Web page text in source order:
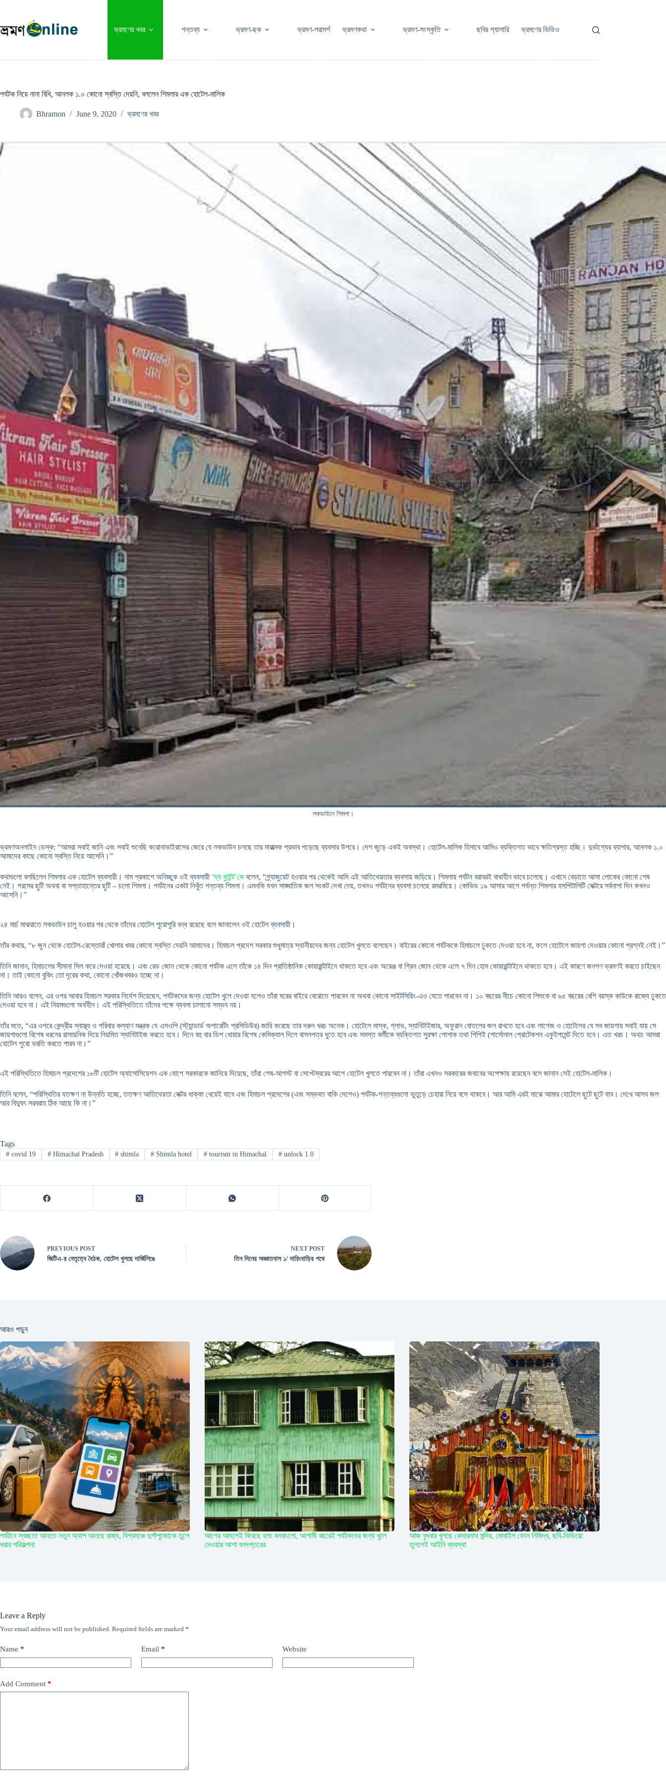
ভ্রমণের খবর
গন্তব্য ভ্রমণ-ছক ভ্রমণ-পরামর্শ ভ্রমণকথা ভ্রমণ-সংস্কৃতি ছবির গ্যালারি ভ্রমণের ভিডিও
পর্যটক নিয়ে নানা বিধি, আনলক ১.০ কোনো স্বস্তি দেয়নি, বললেন শিমলার এক হোটেল-মালিক
Bhramon June 9, 2020 ভ্রমণের খবর
লকডাউনে শিমলা।
ভ্রমণঅনলাইন ডেস্ক: “আমরা সবাই জানি এবং সবাই শুনেছি করোনাভাইরাসের জেরে যে লকডাউন চলছে তার মারাত্মক প্রভাব পড়েছে ব্যবসার উপরে। দেশ জুড়ে একই অবস্থা। হোটেল-মালিক হিসাবে আমিও ব্যক্তিগত ভাবে ক্ষতিগ্রস্ত হচ্ছি। দুর্ভাগ্যের ব্যাপার, আনলক ১.০
আমাদের কাছে কোনো স্বস্তি নিয়ে আসেনি।”
কথাগুলো বলছিলেন শিমলার এক হোটেল ব্যবসায়ী। নাম প্রকাশে অনিচ্ছুক ওই ব্যবসায়ী ‘দ্য কুইন্ট’কে বলেন, “গ্র্যাজুয়েট হওয়ার পর থেকেই আমি এই আতিথেয়তার ব্যবসায় জড়িয়ে। শিমলায় পর্যটন বরাবরই বাধাহীন ভাবে চলেছে। এখানে বেড়াতে আসা লোকের কোনো শেষ
নেই। গরমের ছুটি অথবা বা সপ্তাহান্তের ছুটি – চলো শিমলা। পর্যটনের একটা নিখুঁত গন্তব্য শিমলা। এমনকি যখন সাঙ্ঘাতিক জল সংকট দেখা দেয়, তখনও পর্যটনের ব্যবসা চলেছে রমরমিয়ে। কোভিড ১৯ আসার আগে পর্যন্ত শিমলার হসপিটালিটি সেক্টরে সর্বনাশা দিন কখনও
আসেনি।”
২৪ মার্চ মাঝরাতে লকডাউন চালু হওয়ার পর থেকে তাঁদের হোটেল পুরোপুরি বন্ধ রয়েছে বলে জানালেন ওই হোটেল ব্যবসায়ী।
তাঁর কথায়, “৮ জুন থেকে হোটেল-রেস্তোরাঁ খোলার খবর কোনো স্বস্তি দেয়নি আমাদের। হিমাচল প্রদেশ সরকার শুধুমাত্র স্থানীয়দের জন্য হোটেল খুলতে বলেছেন। বাইরের কোনো পর্যটককে হিমাচলে ঢুকতে দেওয়া হবে না, ফলে হোটেলে জায়গা দেওয়ার কোনো প্রশ্নই নেই।”
তিনি জানান, হিমাচলের সীমানা সিল করে দেওয়া হয়েছে। এবং রেড জোন থেকে কোনো পর্যটক এলে তাঁকে ১৪ দিন প্রাতিষ্ঠানিক কোয়ারান্টাইনে থাকতে হবে এবং অরেঞ্জ বা গ্রিন জোন থেকে এলে ৭ দিন হোম কোয়ারান্টাইনে থাকতে হবে। এই কারণে জনগণ ভ্রমণই করতে চাইছেন
না। তাই কোনো বুকিং তো দূরের কথা, কোনো খোঁজখবরও হচ্ছে না।
তিনি আরও বলেন, এর ওপর আবার হিমাচল সরকার নির্দেশ দিয়েছেন, পর্যটকদের জন্য হোটেল খুলে দেওয়া হলেও তাঁরা ঘরের বাইরে বেরোতে পারবেন না অথবা কোনো সাইটসিয়িং-এও যেতে পারবেন না। ১০ বছরের নীচে কোনো শিশুকে বা ৬৫ বছরের বেশি বয়স্ক কাউকে রাজ্যে ঢুকতে
দেওয়া হবে না। এই নিয়মগুলো অর্থহীন। এই পরিস্থিতিতে তাঁদের পক্ষে ব্যবসা চালানো সম্ভব নয়।
তাঁর মতে, “এর ওপরে কেন্দ্রীয় স্বাস্থ্য ও পরিবার কল্যাণ মন্ত্রক যে এসওপি (স্ট্যান্ডার্ড অপারেটিং প্রসিডিউর) জারি করেছে তার দরুন খরচ অনেক। হোটেলে মাস্ক, গ্লাভ, স্যানিটাইজার, অফুরান বোতলের জল রাখতে হবে এবং লাগেজ ও হোটেলের যে সব জায়গায় সবাই যায় সে
জায়গাগুলো বিশেষ ধরনের রাসায়নিক দিয়ে নিয়মিত স্যানিটাইজ করতে হবে। দিনে বহু বার ডিশ ধোয়ার বিশেষ কেমিক্যাল দিলে বাসনপত্র ধুতে হবে এবং সমস্ত কর্মীকে ব্যক্তিগত সুরক্ষা পোশাক তথা পিপিই (পার্সোনাল প্রোটেকশন একুইপমেন্ট দিতে হবে। এত খরচ। অথচ আমরা
হোটেল পুরো ভরতি করতে পারব না।”
এই পরিস্থিতিতে হিমাচল প্রদেশের ১৮টি হোটেল অ্যাসোসিয়েশন এক যোগে সরকারকে জানিয়ে দিয়েছে, তাঁরা শেষ-আগস্ট বা সেপ্টেম্বরের আগে হোটেল খুলতে পারবেন না। তাঁরা এখনও সরকারের জবাবের অপেক্ষায় রয়েছেন বলে জানান সেই হোটেল-মালিক।
তিনি বলেন, “পরিস্থিতির যতক্ষণ না উন্নতি হচ্ছে, ততক্ষণ আতিথেয়তা সেক্টর ধাক্কা খেয়েই যাবে এবং হিমাচল প্রদেশের (এবং সম্ভবত বাকি দেশেও) পর্যটক-গন্তব্যগুলো ভুতুড়ে চেহারা নিয়ে বসে থাকবে। আর আমি এরই মাঝে আমার হোটেলে ছুটে ছুটে যাব। দেখে আসব জল
আর বিদ্যুৎ সরবরাহ ঠিক আছে কি না।”
Tags
#covid 19 #Himachal Pradesh # shimla # Shimla hotel # tourism in Himachal #unlock 1.0
PREVIOUS POST
জিটিএ-র নেতৃত্বে বৈঠক, হোটেল খুলছে দার্জিলিঙে
NEXT POST
তিন দিনের অজ্ঞাতবাস ১/ দারিংবাড়ির পথে
আরও পড়ুন
পর্যটনে স্বচ্ছতা আনতে নতুন অ্যাপ আনছে রাজ্য, বিশ্বমঞ্চে দুর্গাপুজোকে তুলে
ধরার পরিকল্পনা
আগের আদলেই ফিরছে হলং বনবাংলো, আগামী বছরেই পর্যটকদের জন্য খুলে
দেওয়ার আশা বনদপ্তরের
আজ বুধবার খুলছে কেদারনাথ মন্দির, মোবাইল ফোন নিষিদ্ধ, ছবি-ভিডিয়ো
তুললেই আইনি ব্যবস্থা
Leave a Reply
Your email address will not be published. Required fields are marked *
Name * Email * Website
Add Comment *